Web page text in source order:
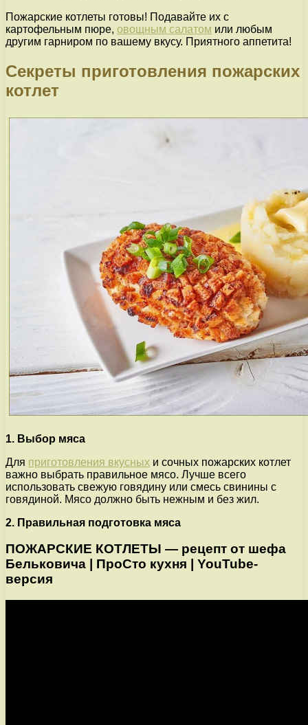
Пожарские котлеты готовы! Подавайте их с
картофельным пюре, овощным салатом или любым
другим гарниром по вашему вкусу. Приятного аппетита!
Секреты приготовления пожарских
котлет
1. Выбор мяса
Для приготовления вкусных и сочных пожарских котлет
важно выбрать правильное мясо. Лучше всего
использовать свежую говядину или смесь свинины с
говядиной. Мясо должно быть нежным и без жил.
2. Правильная подготовка мяса
ПОЖАРСКИЕ КОТЛЕТЫ — рецепт от шефа
Бельковича | ПроСто кухня | YouTube-
версия